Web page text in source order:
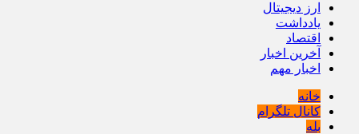
ارز دیجیتال
یادداشت
اقتصاد
آخرین اخبار
اخبار مهم
خانه
کانال تلگرام
بله